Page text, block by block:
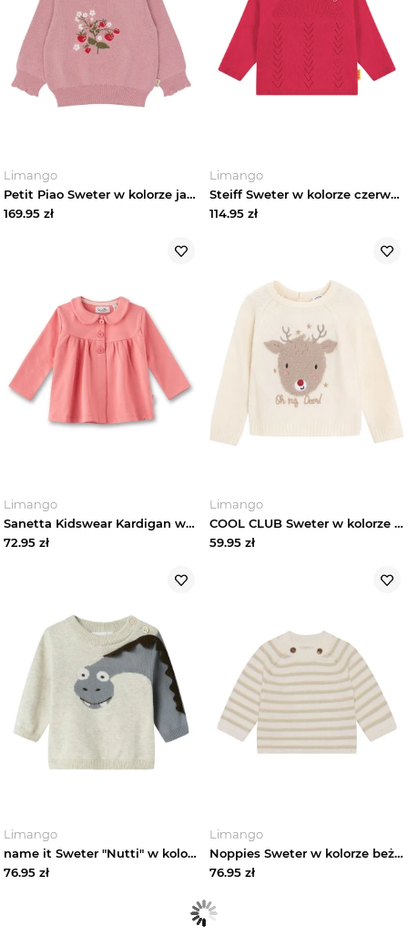
Limango
Petit Piao Sweter w kolorze jasnoróżowym rozmiar: 110
169.95 zł
Limango
Steiff Sweter w kolorze czerwonym rozmiar: 68
114.95 zł
Limango
Sanetta Kidswear Kardigan w kolorze pomarańczowym rozmiar: 62
72.95 zł
Limango
COOL CLUB Sweter w kolorze kremowym rozmiar: 74
59.95 zł
Limango
name it Sweter "Nutti" w kolorze kremowym rozmiar: 56
76.95 zł
Limango
Noppies Sweter w kolorze beżowym rozmiar: 56
76.95 zł